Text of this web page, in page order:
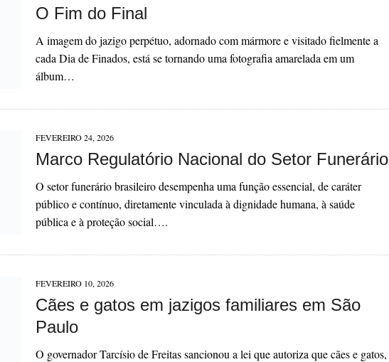
O Fim do Final
A imagem do jazigo perpétuo, adornado com mármore e visitado fielmente a
cada Dia de Finados, está se tornando uma fotografia amarelada em um
álbum…
FEVEREIRO 24, 2026
Marco Regulatório Nacional do Setor Funerário
O setor funerário brasileiro desempenha uma função essencial, de caráter
público e contínuo, diretamente vinculada à dignidade humana, à saúde
pública e à proteção social….
FEVEREIRO 10, 2026
Cães e gatos em jazigos familiares em São
Paulo
O governador Tarcísio de Freitas sancionou a lei que autoriza que cães e gatos,